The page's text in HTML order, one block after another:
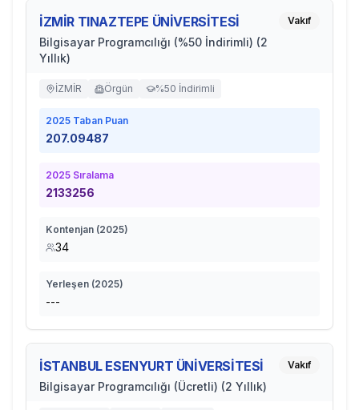
İZMİR TINAZTEPE ÜNİVERSİTESİ
Bilgisayar Programcılığı (%50 İndirimli) (2
Yıllık)
Vakıf
İZMİR Örgün %50 İndirimli
2025 Taban Puan
207.09487
2025 Sıralama
2133256
Kontenjan (2025)
34
Yerleşen (2025)
---
İSTANBUL ESENYURT ÜNİVERSİTESİ
Bilgisayar Programcılığı (Ücretli) (2 Yıllık)
Vakıf